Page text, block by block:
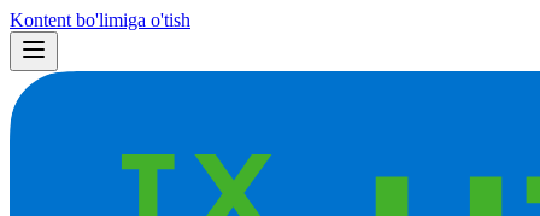
Kontent bo'limiga o'tish